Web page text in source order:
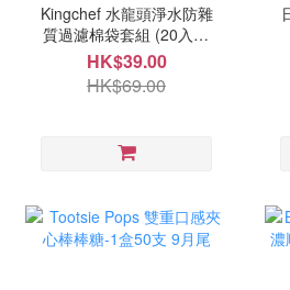
Kingchef 水龍頭淨水防雜
質過濾棉袋套組 (20入+4
根綁帶) 10月中
HK$39.00
HK$69.00